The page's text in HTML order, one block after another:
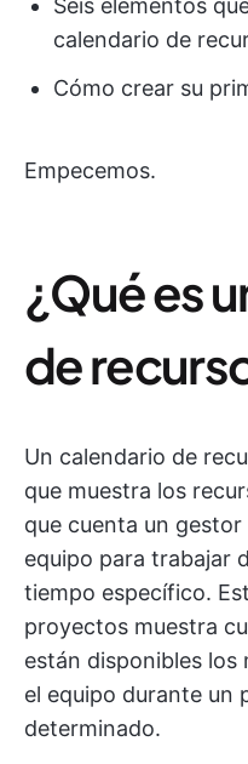
Seis elementos
calendario de
Cómo crear su
Empecemos.
¿Qué es
de
Un calendario de
que muestra los
que cuenta un
equipo para trabajar
tiempo específico.
proyectos muestra
están disponibles los
el equipo durante un
determinado.